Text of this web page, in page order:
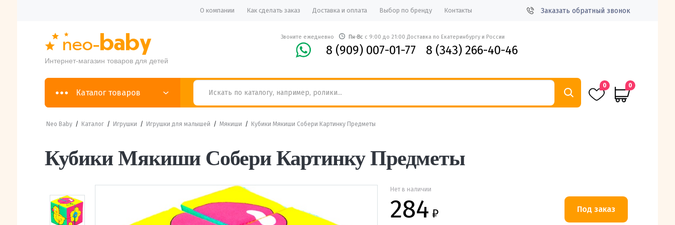
О компании Как сделать заказ Доставка и оплата Выбор по бренду Контакты Заказать обратный звонок
Интернет-магазин товаров для детей
Звоните ежедневно Пн-Вс с 9:00 до 21:00 Доставка по Екатеринбургу и России
8 (909) 007-01-77 8 (343) 266-40-46
Каталог товаров
0 0
Neo Baby/ Каталог/ Игрушки / Игрушки для малышей / Мякиши / Кубики Мякиши Собери Картинку Предметы
Кубики Мякиши Собери Картинку Предметы
Нет в наличии
284 ₽